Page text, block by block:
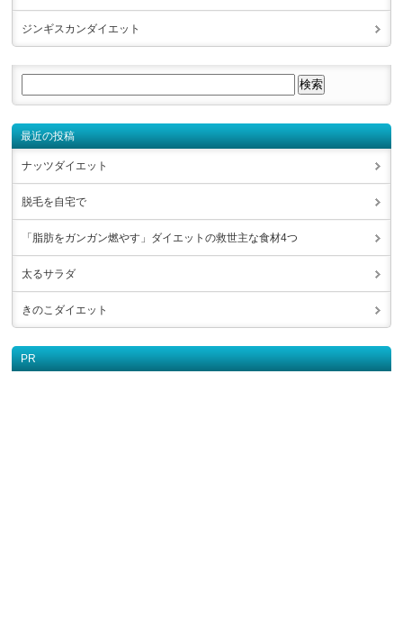
ジンギスカンダイエット
最近の投稿
ナッツダイエット
脱毛を自宅で
「脂肪をガンガン燃やす」ダイエットの救世主な食材4つ
太るサラダ
きのこダイエット
PR